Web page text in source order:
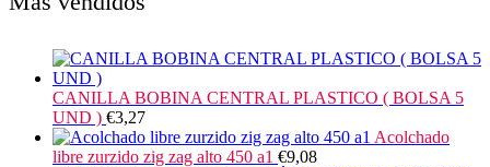
CANILLA BOBINA CENTRAL PLASTICO ( BOLSA 5
UND ) €3,27
Acolchado
libre zurzido zig zag alto 450 a1 €9,08